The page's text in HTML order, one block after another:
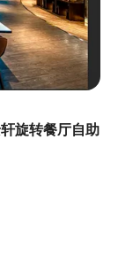
旋转餐厅自助